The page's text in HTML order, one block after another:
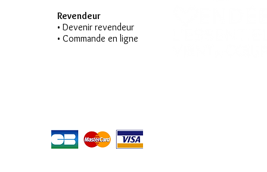
Revendeur
• Devenir revendeur
• Commande en ligne